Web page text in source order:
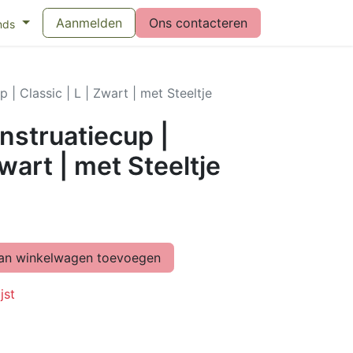
maandverband Vragen over menstruatiecups
Aanmelden Ons contacteren
| Classic | L | Zwart | met Steeltje
|
| met Steeltje
winkelwagen toevoegen